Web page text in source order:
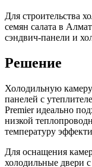
Для строительства
семян салата в
сэндвич-панели и
Решение
Холодильную
панелей с
Premier идеально
низкой
температуру
Для оснащения
холодильные двери